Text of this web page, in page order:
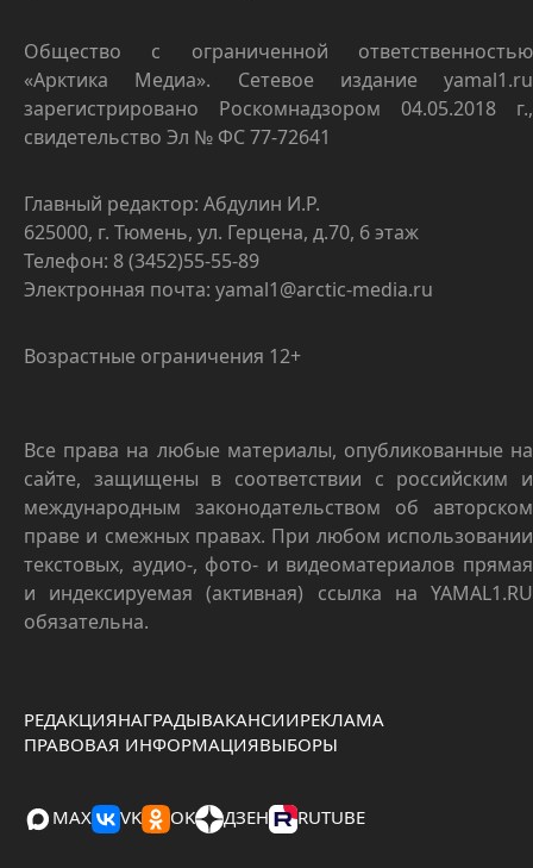
Общество с ограниченной ответственностью
«Арктика Медиа». Сетевое издание yamal1.ru
зарегистрировано Роскомнадзором 04.05.2018 г.,
свидетельство Эл № ФС 77-72641
Главный редактор: Абдулин И.Р.
625000, г. Тюмень, ул. Герцена, д.70, 6 этаж
Телефон: 8 (3452)55-55-89
Электронная почта: yamal1@arctic-media.ru
Возрастные ограничения 12+
Все права на любые материалы, опубликованные на
сайте, защищены в соответствии с российским и
международным законодательством об авторском
праве и смежных правах. При любом использовании
текстовых, аудио-, фото- и видеоматериалов прямая
и индексируемая (активная) ссылка на YAMAL1.RU
обязательна.
РЕДАКЦИЯНАГРАДЫВАКАНСИИРЕКЛАМА
ПРАВОВАЯ ИНФОРМАЦИЯВЫБОРЫ
MAX VK OK ДЗЕН RUTUBE